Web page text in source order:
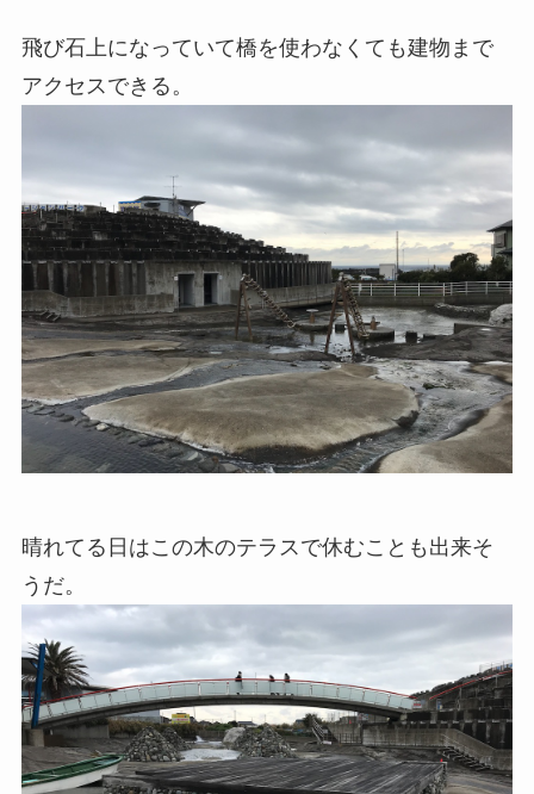
飛び石上になっていて橋を使わなくても建物まで
アクセスできる。
晴れてる日はこの木のテラスで休むことも出来そ
うだ。